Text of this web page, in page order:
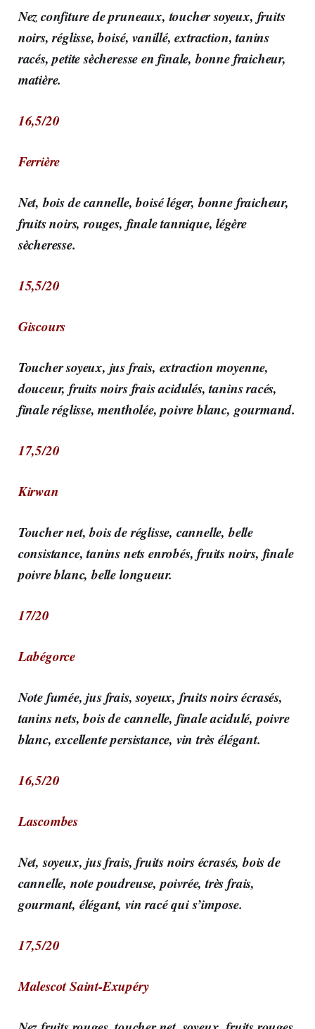
Nez confiture de pruneaux, toucher soyeux, fruits
noirs, réglisse, boisé, vanillé, extraction, tanins
racés, petite sècheresse en finale, bonne fraicheur,
matière.
16,5/20
Ferrière
Net, bois de cannelle, boisé léger, bonne fraicheur,
fruits noirs, rouges, finale tannique, légère
sècheresse.
15,5/20
Giscours
Toucher soyeux, jus frais, extraction moyenne,
douceur, fruits noirs frais acidulés, tanins racés,
finale réglisse, mentholée, poivre blanc, gourmand.
17,5/20
Kirwan
Toucher net, bois de réglisse, cannelle, belle
consistance, tanins nets enrobés, fruits noirs, finale
poivre blanc, belle longueur.
17/20
Labégorce
Note fumée, jus frais, soyeux, fruits noirs écrasés,
tanins nets, bois de cannelle, finale acidulé, poivre
blanc, excellente persistance, vin très élégant.
16,5/20
Lascombes
Net, soyeux, jus frais, fruits noirs écrasés, bois de
cannelle, note poudreuse, poivrée, très frais,
gourmant, élégant, vin racé qui s’impose.
17,5/20
Malescot Saint-Exupéry